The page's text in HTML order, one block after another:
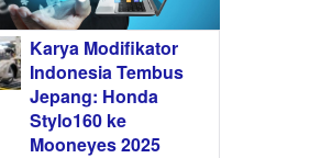
Karya Modifikator
Indonesia Tembus
Jepang: Honda
Stylo160 ke
Mooneyes 2025